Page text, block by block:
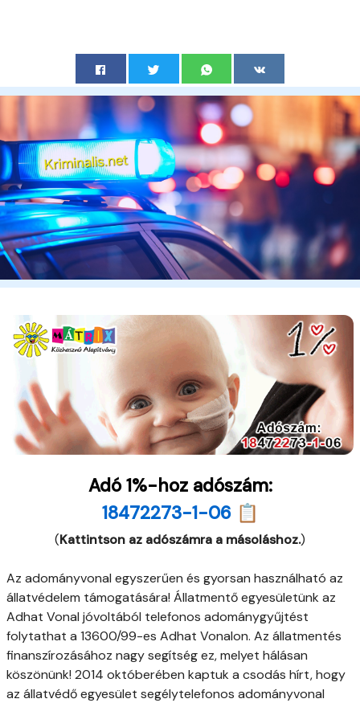
Adó 1%-hoz adószám:
18472273-1-06 📋
(Kattintson az adószámra a másoláshoz.)
Az adományvonal egyszerűen és gyorsan használható az
állatvédelem támogatására! Állatmentő egyesületünk az
Adhat Vonal jóvoltából telefonos adománygyűjtést
folytathat a 13600/99-es Adhat Vonalon. Az állatmentés
finanszírozásához nagy segítség ez, melyet hálásan
köszönünk! 2014 októberében kaptuk a csodás hírt, hogy
az állatvédő egyesület segélytelefonos adományvonal